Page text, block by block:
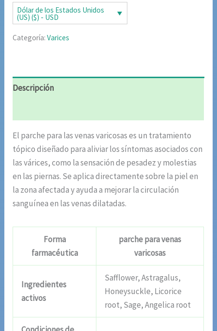
era:
$87.20.
es:
Dólar de los Estados Unidos
(US) ($) - USD
Categoría:Varices
Descripción
El parche para las venas varicosas es un tratamiento
tópico diseñado para aliviar los síntomas asociados con
las várices, como la sensación de pesadez y molestias
en las piernas. Se aplica directamente sobre la piel en
la zona afectada y ayuda a mejorar la circulación
sanguínea en las venas dilatadas.
Forma
farmacéutica
parche para venas
varicosas
Ingredientes
activos
Safflower, Astragalus,
Honeysuckle, Licorice
root, Sage, Angelica root